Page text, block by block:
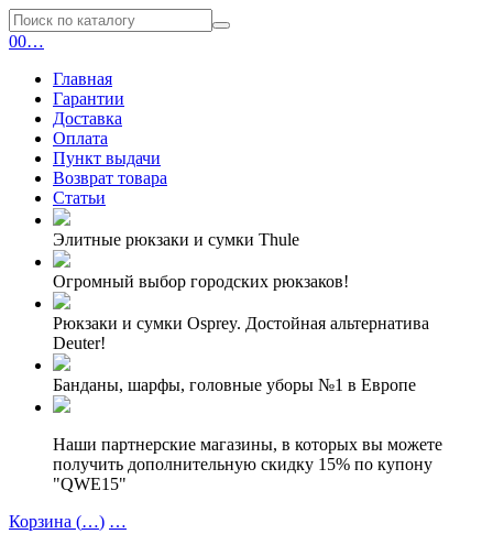
00…
Главная
Гарантии
Доставка
Оплата
Пункт выдачи
Возврат товара
Статьи
Элитные рюкзаки и сумки Thule
Огромный выбор городских рюкзаков!
Рюкзаки и сумки Osprey. Достойная альтернатива
Deuter!
Банданы, шарфы, головные уборы №1 в Европе
Наши партнерские магазины, в которых вы можете
получить дополнительную скидку 15% по купону
"QWE15"
Корзина (…) …